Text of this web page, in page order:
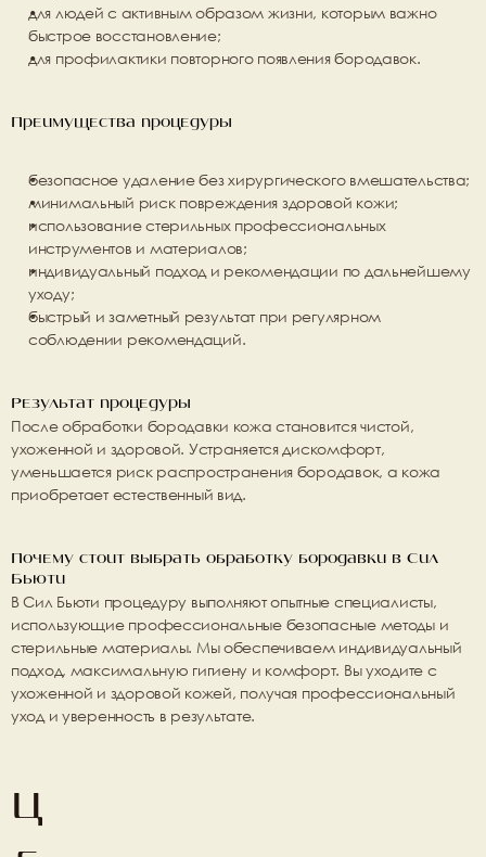
для людей с активным образом жизни, которым важно
быстрое восстановление;
для профилактики повторного появления бородавок.
Преимущества процедуры
безопасное удаление без хирургического вмешательства;
минимальный риск повреждения здоровой кожи;
использование стерильных профессиональных
инструментов и материалов;
индивидуальный подход и рекомендации по дальнейшему
уходу;
быстрый и заметный результат при регулярном
соблюдении рекомендаций.
Результат процедуры
После обработки бородавки кожа становится чистой,
ухоженной и здоровой. Устраняется дискомфорт,
уменьшается риск распространения бородавок, а кожа
приобретает естественный вид.
Почему стоит выбрать обработку бородавки в Сил
Бьюти
В Сил Бьюти процедуру выполняют опытные специалисты,
использующие профессиональные безопасные методы и
стерильные материалы. Мы обеспечиваем индивидуальный
подход, максимальную гигиену и комфорт. Вы уходите с
ухоженной и здоровой кожей, получая профессиональный
уход и уверенность в результате.
Ц